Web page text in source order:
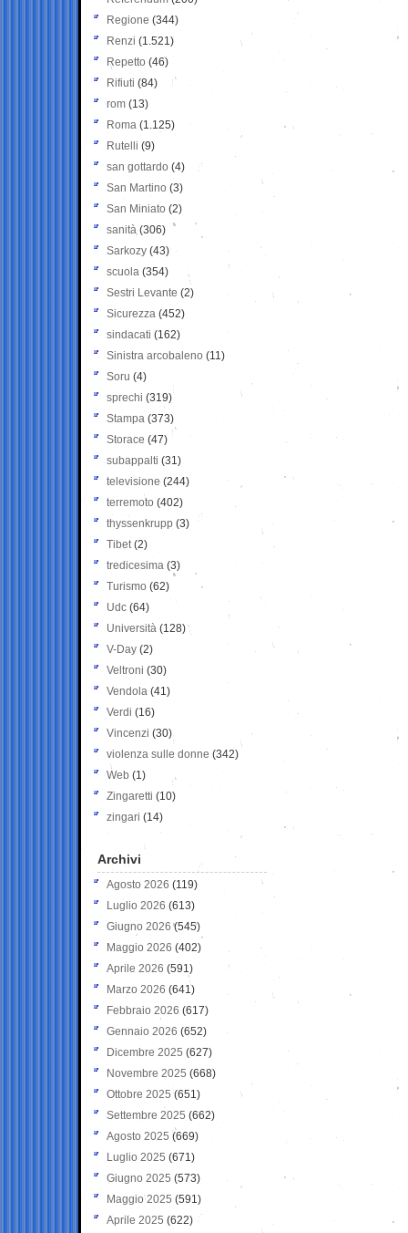
Regione (344)
Renzi (1.521)
Repetto (46)
Rifiuti (84)
rom (13)
Roma (1.125)
Rutelli (9)
san gottardo (4)
San Martino (3)
San Miniato (2)
sanità (306)
Sarkozy (43)
scuola (354)
Sestri Levante (2)
Sicurezza (452)
sindacati (162)
Sinistra arcobaleno (11)
Soru (4)
sprechi (319)
Stampa (373)
Storace (47)
subappalti (31)
televisione(244)
terremoto (402)
thyssenkrupp (3)
Tibet(2)
tredicesima (3)
Turismo (62)
Udc (64)
Università (128)
V-Day (2)
Veltroni (30)
Vendola (41)
Verdi (16)
Vincenzi (30)
violenza sulle donne (342)
Web (1)
Zingaretti (10)
zingari (14)
Archivi
Agosto 2026 (119)
Luglio 2026 (613)
Giugno 2026 (545)
Maggio 2026 (402)
Aprile 2026 (591)
Marzo 2026 (641)
Febbraio 2026 (617)
Gennaio 2026 (652)
Dicembre 2025 (627)
Novembre 2025 (668)
Ottobre 2025 (651)
Settembre 2025 (662)
Agosto 2025 (669)
Luglio 2025 (671)
Giugno 2025 (573)
Maggio 2025 (591)
Aprile 2025 (622)